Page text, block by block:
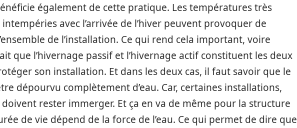
également de cette pratique. Les températures très
avec l’arrivée de l’hiver peuvent provoquer de
de l’installation. Ce qui rend cela important, voire
que l’hivernage passif et l’hivernage actif constituent les deux
son installation. Et dans les deux cas, il faut savoir que le
dépourvu complètement d’eau. Car, certaines installations,
rester immerger. Et ça en va de même pour la structure
de vie dépend de la force de l’eau. Ce qui permet de dire que